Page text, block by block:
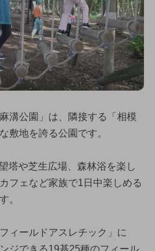
溝公園」は、隣接する「相模
敷地を誇る公園です。
塔や芝生広場、森林浴を楽し
フェなど家族で1日中楽しめる
。
ィールドアスレチック」に
ジできる19基25種のフィール